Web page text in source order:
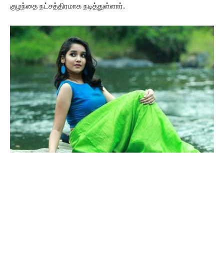
குழந்தை நட்சத்திரமாக நடித்துள்ளார்.